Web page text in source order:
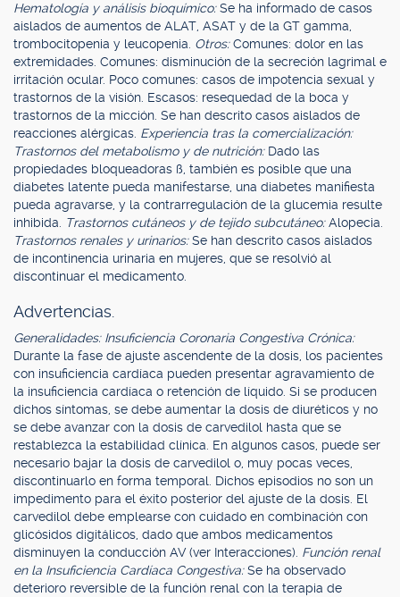
Hematología y análisis bioquímico:Se ha informado de casos
aislados de aumentos de ALAT, ASAT y de la GT gamma,
trombocitopenia y leucopenia. Otros:Comunes: dolor en las
extremidades. Comunes: disminución de la secreción lagrimal e
irritación ocular. Poco comunes: casos de impotencia sexual y
trastornos de la visión. Escasos: resequedad de la boca y
trastornos de la micción. Se han descrito casos aislados de
reacciones alérgicas. Experiencia tras la comercialización:
Trastornos del metabolismo y de nutrición: Dado las
propiedades bloqueadoras ß, también es posible que una
diabetes latente pueda manifestarse, una diabetes manifiesta
pueda agravarse, y la contrarregulación de la glucemia resulte
inhibida.
Trastornos cutáneos y de tejido subcutáneo:Alopecia.
Trastornos renales y urinarios:Se han descrito casos aislados
de incontinencia urinaria en mujeres, que se resolvió al
discontinuar el medicamento.
Advertencias.
Generalidades: Insuficiencia Coronaria Congestiva Crónica:
Durante la fase de ajuste ascendente de la dosis, los pacientes
con insuficiencia cardíaca pueden presentar agravamiento de
la insuficiencia cardíaca o retención de líquido. Si se producen
dichos síntomas, se debe aumentar la dosis de diuréticos y no
se debe avanzar con la dosis de carvedilol hasta que se
restablezca la estabilidad clínica. En algunos casos, puede ser
necesario bajar la dosis de carvedilol o, muy pocas veces,
discontinuarlo en forma temporal. Dichos episodios no son un
impedimento para el éxito posterior del ajuste de la dosis. El
carvedilol debe emplearse con cuidado en combinación con
glicósidos digitálicos, dado que ambos medicamentos
disminuyen la conducción AV (ver Interacciones). Función renal
en la Insuficiencia Cardíaca Congestiva:Se ha observado
deterioro reversible de la función renal con la terapia de